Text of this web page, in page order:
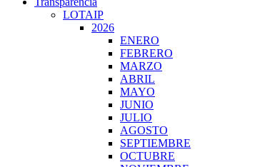
LOTAIP
2026
ENERO
FEBRERO
MARZO
ABRIL
MAYO
JUNIO
JULIO
AGOSTO
SEPTIEMBRE
OCTUBRE